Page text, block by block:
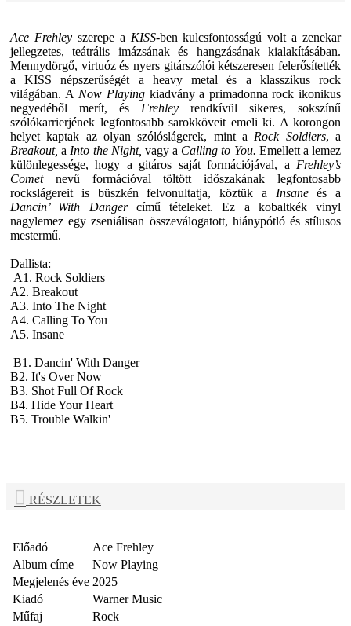
Ace Frehleyszerepe a KISS-ben kulcsfontosságú volt a zenekar
jellegzetes, teátrális imázsának és hangzásának kialakításában.
Mennydörgő, virtuóz és nyers gitárszólói kétszeresen felerősítették
a KISS népszerűségét a heavy metal és a klasszikus rock
világában. A Now Playing kiadvány a primadonna rock ikonikus
negyedéből merít, és Frehley rendkívül sikeres, sokszínű
szólókarrierjének legfontosabb sarokköveit emeli ki. A korongon
helyet kaptak az olyan szólóslágerek, mint a Rock Soldiers, a
Breakout, a Into the Night, vagy a Calling to You. Emellett a lemez
különlegessége, hogy a gitáros saját formációjával, a Frehley’s
Comet nevű formációval töltött időszakának legfontosabb
rockslágereit is büszkén felvonultatja, köztük a Insaneés a
Dancin’ With Dangercímű tételeket. Ez a kobaltkék vinyl
nagylemez egy zseniálisan összeválogatott, hiánypótló és stílusos
mestermű.
Dallista:
A1. Rock Soldiers
A2. Breakout
A3. Into The Night
A4. Calling To You
A5. Insane
B1. Dancin' With Danger
B2. It's Over Now
B3. Shot Full Of Rock
B4. Hide Your Heart
B5. Trouble Walkin'
RÉSZLETEK
Előadó
Ace Frehley
Album címe
Now Playing
Megjelenés éve 2025
Kiadó
Warner Music
Műfaj
Rock